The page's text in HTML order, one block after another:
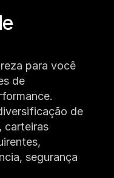
para você
de
de
carteiras
segurança